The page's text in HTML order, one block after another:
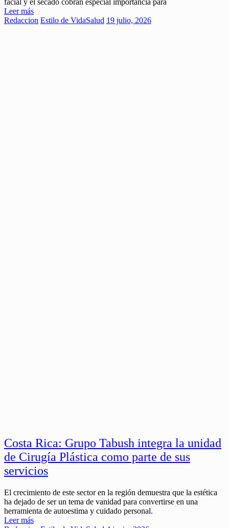
Leer más
Redaccion Estilo de VidaSalud 19 julio, 2026
Costa Rica: Grupo Tabush integra la unidad
de Cirugía Plástica como parte de sus
servicios
El crecimiento de este sector en la región demuestra que la estética
ha dejado de ser un tema de vanidad para convertirse en una
herramienta de autoestima y cuidado personal.
Leer más